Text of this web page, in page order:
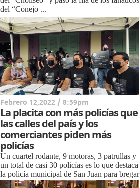
del “Conejo ...
Febrero 12,2022 / 8:59pm
La placita con más policías que
las calles del país y los
comerciantes piden más
policías
Un cuartel rodante, 9 motoras, 3 patrullas y
un total de casi 30 policías es lo que destaca
la policía municipal de San Juan para bregar
con el algarete de bebedera en la call...